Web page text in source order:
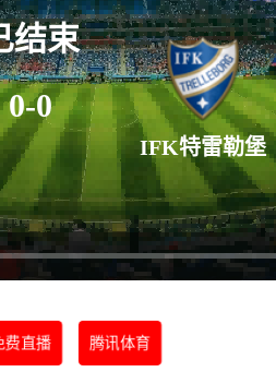
结束
0-0
IFK特雷勒堡
费直播 腾讯体育